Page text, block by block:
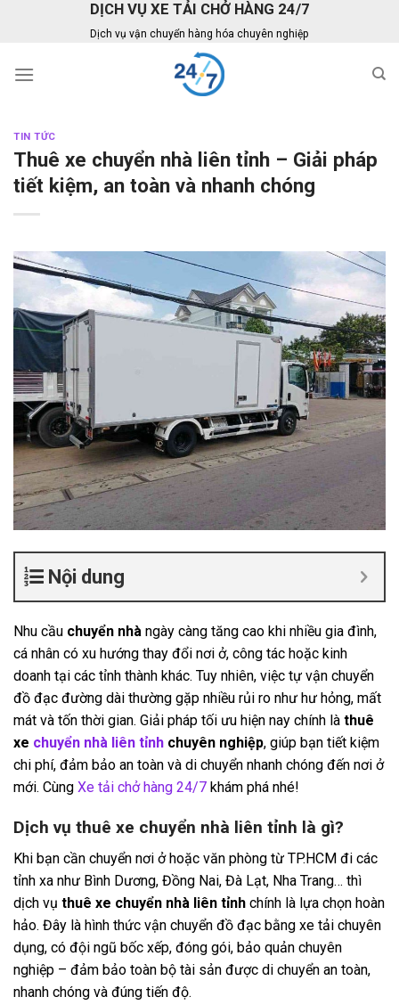
DỊCH VỤ XE TẢI CHỞ HÀNG 24/7
Dịch vụ vận chuyển hàng hóa chuyên nghiệp
TIN TỨC
Thuê xe chuyển nhà liên tỉnh – Giải pháp
tiết kiệm, an toàn và nhanh chóng
Nội dung
Nhu cầu chuyển nhà ngày càng tăng cao khi nhiều gia đình,
cá nhân có xu hướng thay đổi nơi ở, công tác hoặc kinh
doanh tại các tỉnh thành khác. Tuy nhiên, việc tự vận chuyển
đồ đạc đường dài thường gặp nhiều rủi ro như hư hỏng, mất
mát và tốn thời gian. Giải pháp tối ưu hiện nay chính là thuê
xe chuyển nhà liên tỉnh chuyên nghiệp, giúp bạn tiết kiệm
chi phí, đảm bảo an toàn và di chuyển nhanh chóng đến nơi ở
mới. Cùng Xe tải chở hàng 24/7 khám phá nhé!
Dịch vụ thuê xe chuyển nhà liên tỉnh là gì?
Khi bạn cần chuyển nơi ở hoặc văn phòng từ TP.HCM đi các
tỉnh xa như Bình Dương, Đồng Nai, Đà Lạt, Nha Trang… thì
dịch vụ thuê xe chuyển nhà liên tỉnh chính là lựa chọn hoàn
hảo. Đây là hình thức vận chuyển đồ đạc bằng xe tải chuyên
dụng, có đội ngũ bốc xếp, đóng gói, bảo quản chuyên
nghiệp – đảm bảo toàn bộ tài sản được di chuyển an toàn,
nhanh chóng và đúng tiến độ.